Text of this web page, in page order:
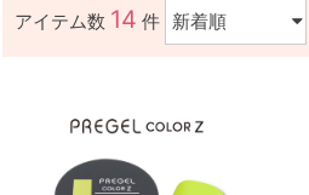
アイテム数 14 件